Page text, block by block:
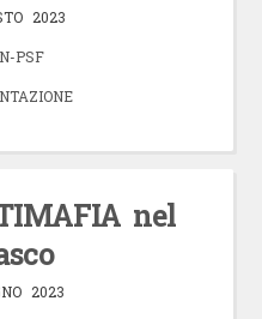
2023
PSF
nel
2023